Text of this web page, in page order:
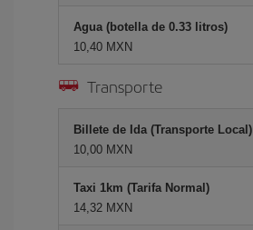
Agua (botella de 0.33 litros)
10,40 MXN
Transporte
Billete de Ida (Transporte Local)
10,00 MXN
Taxi 1km (Tarifa Normal)
14,32 MXN